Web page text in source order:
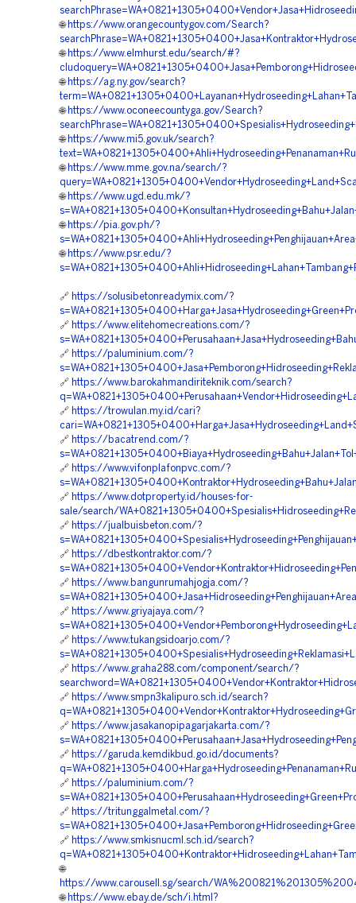
🌐 https://www.orangecountygov.com/Search?
🌐 https://www.elmhurst.edu/search/#?
🌐 https://ag.ny.gov/search?
🌐 https://www.oconeecountyga.gov/Search?
🌐 https://www.mi5.gov.uk/search?
🌐 https://www.mme.gov.na/search/?
🌐 https://www.ugd.edu.mk/?
🌐 https://pia.gov.ph/?
🌐 https://www.psr.edu/?
🔗 https://solusibetonreadymix.com/?
🔗 https://www.elitehomecreations.com/?
🔗 https://paluminium.com/?
🔗 https://www.barokahmandiriteknik.com/search?
🔗 https://trowulan.my.id/cari?
🔗 https://bacatrend.com/?
🔗 https://www.vifonplafonpvc.com/?
🔗 https://www.dotproperty.id/houses-for-
sale/search/
🔗 https://jualbuisbeton.com/?
🔗 https://dbestkontraktor.com/?
🔗 https://www.bangunrumahjogja.com/?
🔗 https://www.griyajaya.com/?
🔗 https://www.tukangsidoarjo.com/?
🔗 https://www.graha288.com/component/search/?
🔗 https://www.smpn3kalipuro.sch.id/search?
🔗 https://www.jasakanopipagarjakarta.com/?
🔗 https://garuda.kemdikbud.go.id/documents?
🔗 https://paluminium.com/?
🔗 https://tritunggalmetal.com/?
🔗 https://www.smkisnucml.sch.id/search?
🌐
https://www.carousell.sg/search/
🌐 https://www.ebay.de/sch/i.html?